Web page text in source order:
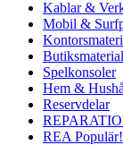
Kablar &
Mobil &
Butiksmaterial
Spelkonsoler
Hem &
Reservdelar
REA Populär!